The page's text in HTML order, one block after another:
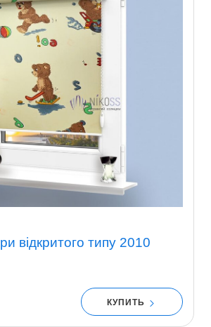
відкритого типу 2010
КУПИТЬ